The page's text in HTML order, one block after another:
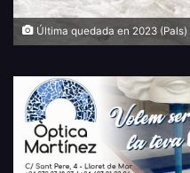
Última quedada en 2023 (Pals)